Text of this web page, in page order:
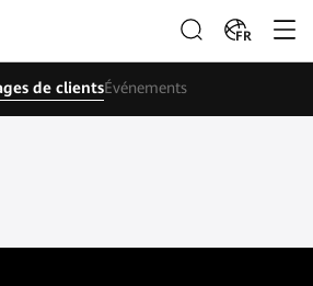
FR
de clientsÉvénements